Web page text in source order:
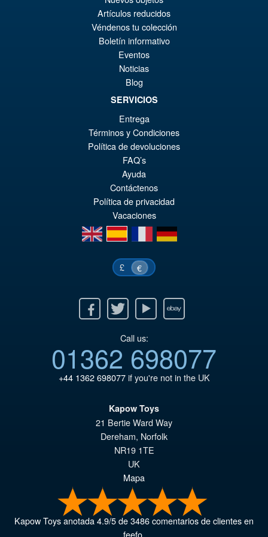
Star Wars Vintage Collection
Wave 2 Kylo Ren
IN DEN WARENKORB
Artículos reducidos
Véndenos tu colección
Boletín informativo
Eventos
Noticias
Blog
SERVICIOS
Entrega
Términos y Condiciones
Política de devoluciones
FAQ’s
Ayuda
Contáctenos
Política de privacidad
Vacaciones
en
es fr de
£ €
Twitter Youtube Ebay
Call us:
01362 698077
+44 1362 698077if you're not in the UK
Kapow Toys
21 Bertie Ward Way
Dereham, Norfolk
NR19 1TE
UK
Mapa
Kapow Toysanotada4.9/5de3486comentarios de clientes en
feefo.